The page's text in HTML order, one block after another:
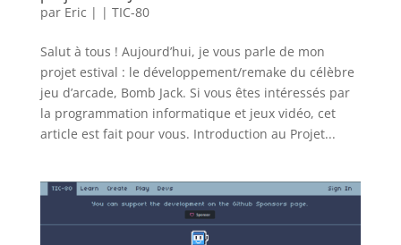
par Eric | | TIC-80
Salut à tous ! Aujourd’hui, je vous parle de mon
projet estival : le développement/remake du célèbre
jeu d’arcade, Bomb Jack. Si vous êtes intéressés par
la programmation informatique et jeux vidéo, cet
article est fait pour vous. Introduction au Projet...